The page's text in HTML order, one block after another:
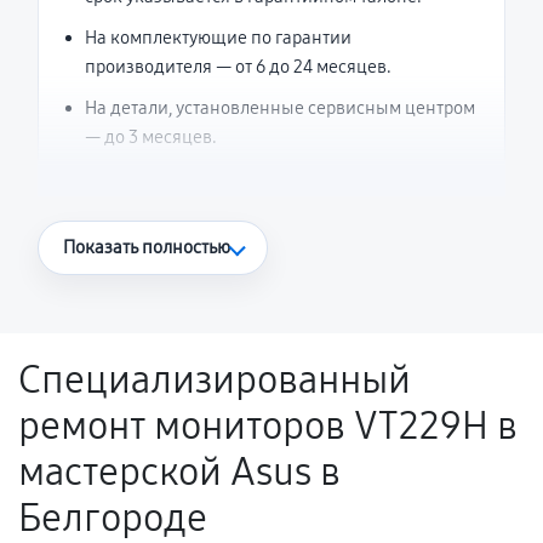
На комплектующие по гарантии
производителя — от 6 до 24 месяцев.
На детали, установленные сервисным центром
— до 3 месяцев.
Что считается гарантийным случаем
Поломка установленной детали при
нормальной эксплуатации в течение
гарантийного срока.
Несоответствие комплектующей заявленным
техническим характеристикам.
Показать полностью
Специализированный
ремонт мониторов VT229H в
мастерской Asus в
Белгороде